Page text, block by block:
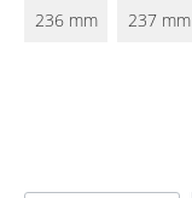
236 mm 237 mm